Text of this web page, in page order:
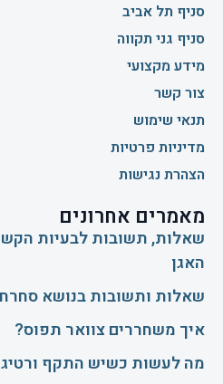
סניף תל אביב
סניף גני תקווה
מידע מקצועי
צור קשר
תנאי שימוש
מדיניות פרטיות
הצהרת נגישות
מאמרים אחרונים
שאלות, תשובות לבעיות
האגן
שאלות ותשובות בנושא
איך משחררים צוואר תפוס?
​מה לעשות כשיש התקף